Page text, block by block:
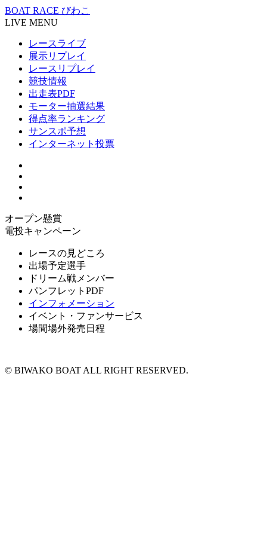
BOAT RACE びわこ
LIVE MENU
レースライブ
展示リプレイ
レースリプレイ
競技情報
出走表PDF
モーター抽選結果
得点率ランキング
サンスポ予想
インターネット投票
オープン懸賞
電投キャンペーン
レースの見どころ
出場予定選手
ドリーム戦メンバー
パンフレットPDF
インフォメーション
イベント・ファンサービス
場間場外発売日程
© BIWAKO BOAT ALL RIGHT RESERVED.